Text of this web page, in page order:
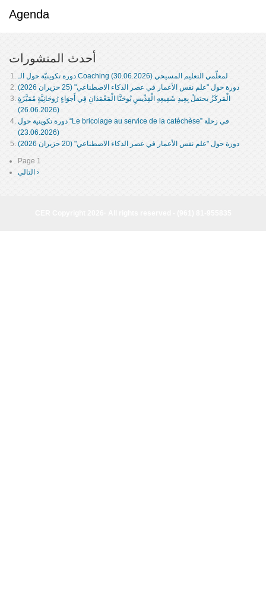
Agenda
أحدث المنشورات
دورة تكوينيّة حول الـ Coaching لمعلّمي التعليم المسيحي (30.06.2026)
دورة حول "علم نفس الأعمار في عصر الذكاء الاصطناعي" (25 حزيران 2026)
الْمَركَزُ يحتفلُ بِعِيدِ شَفِيعِهِ الْقِدِّيسِ يُوحَنَّا الْمَعْمَدَانِ فِي أَجوَاءٍ رُوحَانِيَّةٍ مُمَيَّزَةٍ
(26.06.2026)
دورة تكوينية حول “Le bricolage au service de la catéchèse” في زحلة
(23.06.2026)
دورة حول "علم نفس الأعمار في عصر الذكاء الاصطناعي" (20 حزيران 2026)
Pagination
Page 1
Next التالي ›